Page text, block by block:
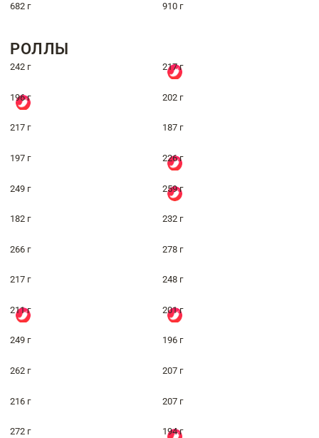
682 г 910 г
РОЛЛЫ
242 г 217 г
196 г 202 г
217 г 187 г
197 г 226 г
249 г 259 г
182 г 232 г
266 г 278 г
217 г 248 г
211 г 201 г
249 г 196 г
262 г 207 г
216 г 207 г
272 г 194 г